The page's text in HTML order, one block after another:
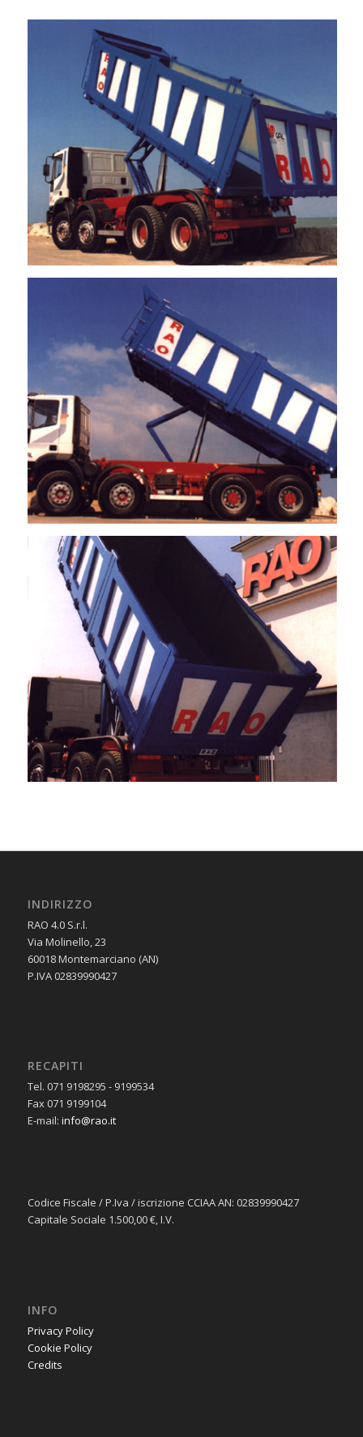
INDIRIZZO
RAO 4.0 S.r.l.
Via Molinello, 23
60018 Montemarciano (AN)
P.IVA 02839990427
RECAPITI
Tel. 071 9198295 - 9199534
Fax 071 9199104
E-mail: info@rao.it
Codice Fiscale / P.Iva / iscrizione CCIAA AN: 02839990427
Capitale Sociale 1.500,00 €‚ I.V.
INFO
Privacy Policy
Cookie Policy
Credits